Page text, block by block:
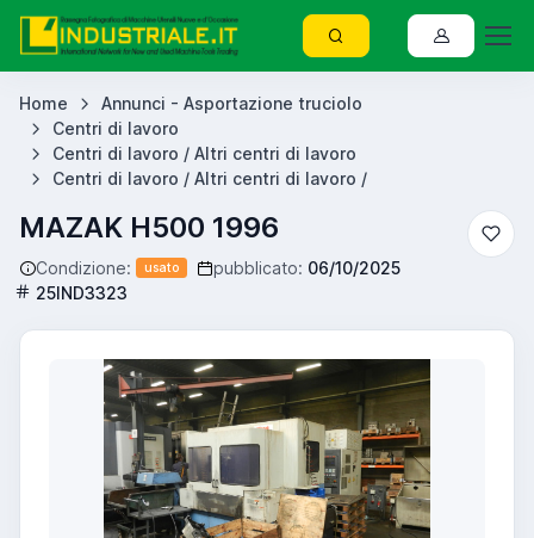
Home
Annunci - Asportazione truciolo
Centri di lavoro
Centri di lavoro / Altri centri di lavoro
Centri di lavoro / Altri centri di lavoro /
MAZAK H500 1996
Condizione: usato pubblicato: 06/10/2025
25IND3323